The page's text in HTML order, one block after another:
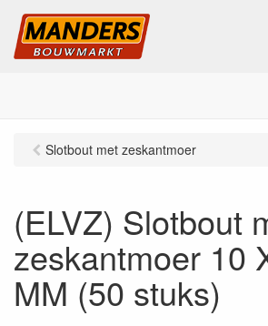
Slotbout met zeskantmoer
(ELVZ) Slotbout
zeskantmoer 10
MM (50 stuks)